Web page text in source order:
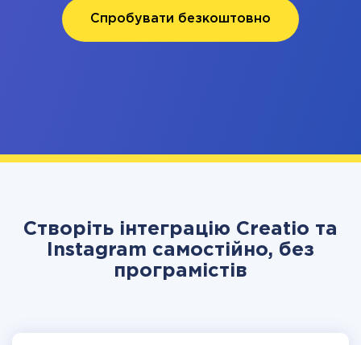
Спробувати безкоштовно
Створіть інтеграцію Creatio та
Instagram самостійно, без
програмістів